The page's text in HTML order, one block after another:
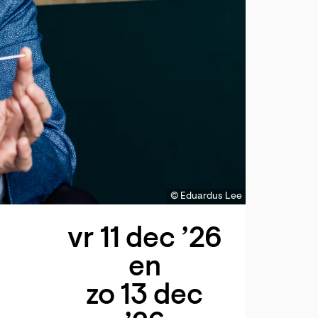
© Eduardus Lee
vr 11 dec ’26
en
zo 13 dec